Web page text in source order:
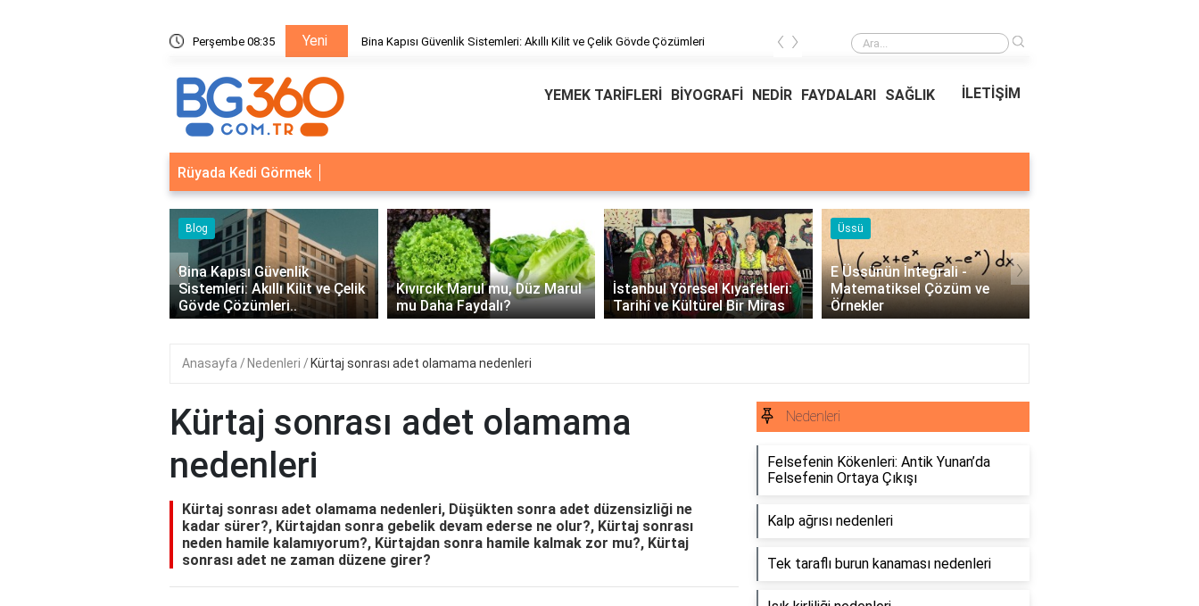
Perşembe 08:35 Yeni
Sistemleri: Akıllı Kilit ve Çelik Gövde Çözümleri Bina Kapısı Güvenlik Sistemleri: Akıllı Kilit ve Çelik Gövde Çözümleri Ödeal Müşteri Hizmetleri
‹ ›
YEMEK TARİFLERİ BİYOGRAFİ NEDİR FAYDALARI SAĞLIK İLETİŞİM
Rüyada Kedi Görmek
Kıvırcık Marul mu, Düz Marul
mu Daha Faydalı?
İstanbul Yöresel Kıyafetleri:
Tarihî ve Kültürel Bir Miras
Üssü
E Üssünün İntegrali -
Matematiksel Çözüm ve
Örnekler
Örnekleri
Profesyonel Kurumsal Mail
Örnekleri - İşletmeler İçin
Etkili İletişim..
‹ ›
Anasayfa Nedenleri Kürtaj sonrası adet olamama nedenleri
Kürtaj sonrası adet olamama
nedenleri
Kürtaj sonrası adet olamama nedenleri, Düşükten sonra adet düzensizliği ne
kadar sürer?, Kürtajdan sonra gebelik devam ederse ne olur?, Kürtaj sonrası
neden hamile kalamıyorum?, Kürtajdan sonra hamile kalmak zor mu?, Kürtaj
sonrası adet ne zaman düzene girer?
Nedenleri
Felsefenin Kökenleri: Antik Yunan’da
Felsefenin Ortaya Çıkışı
Kalp ağrısı nedenleri
Tek taraflı burun kanaması nedenleri